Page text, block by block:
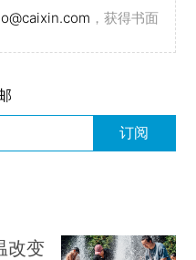
，获得书面
订阅
改变